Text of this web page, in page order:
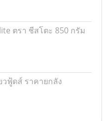
ตรา ชีสโตะ 850 กรัม
วฟู้ดส์ ราคายกลัง